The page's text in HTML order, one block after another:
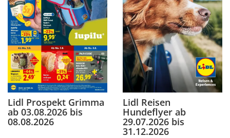
Lidl Prospekt Grimma
ab 03.08.2026 bis
08.08.2026
Lidl Reisen
Hundeflyer ab
29.07.2026 bis
31.12.2026